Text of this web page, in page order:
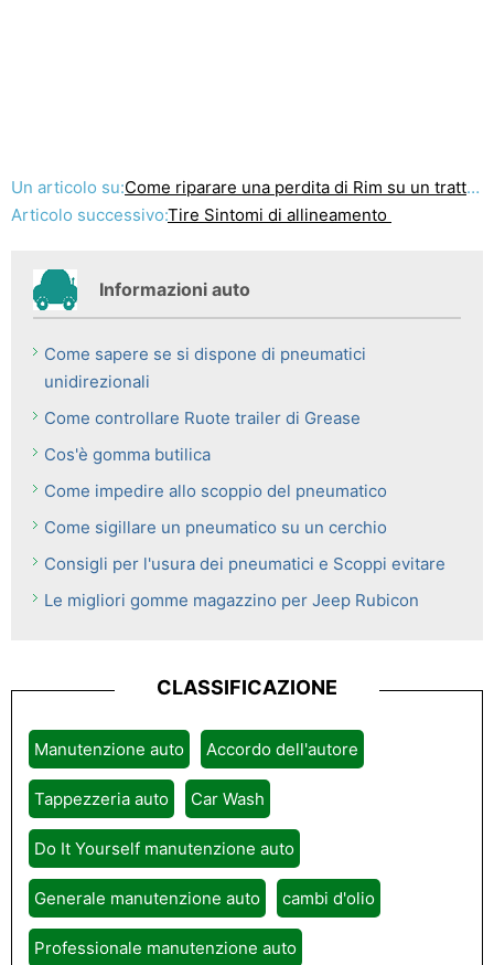
Un articolo su:Come riparare una perdita di Rim su un trattore
Articolo successivo:Tire Sintomi di allineamento
Informazioni auto
Come sapere se si dispone di pneumatici
unidirezionali
Come controllare Ruote trailer di Grease
Cos'è gomma butilica
Come impedire allo scoppio del pneumatico
Come sigillare un pneumatico su un cerchio
Consigli per l'usura dei pneumatici e Scoppi evitare
Le migliori gomme magazzino per Jeep Rubicon
CLASSIFICAZIONE
Manutenzione auto Accordo dell'autore
Tappezzeria auto Car Wash
Do It Yourself manutenzione auto
Generale manutenzione auto cambi d'olio
Professionale manutenzione auto